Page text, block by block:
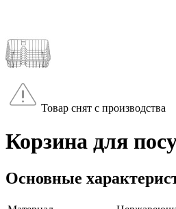
Товар снят с производства
Корзина для
Основные